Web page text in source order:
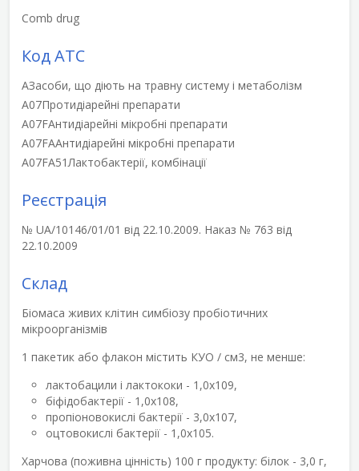
Comb drug
Код АТС
AЗасоби, що діють на травну систему і метаболізм
A07Протидіарейні препарати
A07FАнтидіарейні мікробні препарати
A07FAАнтидіарейні мікробні препарати
A07FA51Лактобактерії, комбінації
Реєстрація
№ UA/10146/01/01 від 22.10.2009. Наказ № 763 від
22.10.2009
Склад
Біомаса живих клітин симбіозу пробіотичних
мікроорганізмів
1 пакетик або флакон містить КУО / см3, не менше:
лактобацили і лактококи - 1,0х109,
біфідобактерії - 1,0х108,
пропіоновокислі бактерії - 3,0х107,
оцтовокислі бактерії - 1,0х105.
Харчова (поживна цінність) 100 г продукту: білок - 3,0 г,